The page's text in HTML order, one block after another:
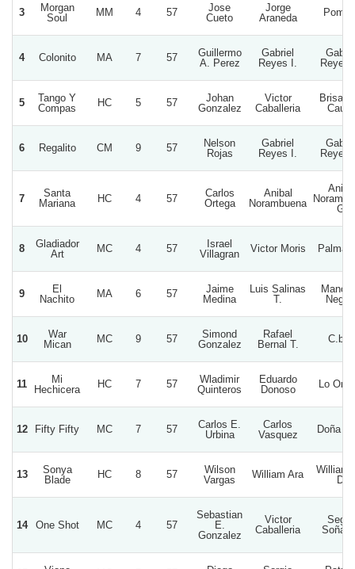
3
Morgan
Soul
MM 4 57
Jose
Cueto
Jorge
Araneda
4 Colonito MA 7 57
Guillermo
A. Perez
Gabriel
Reyes I.
Reyes
5
Tango Y
Compas
HC 5 57
Johan
Gonzalez
Victor
Caballeria
Brisas
6 Regalito CM 9 57
Nelson
Rojas
Gabriel
Reyes I.
Reyes
7
Santa
Mariana
HC 4 57
Carlos
Ortega
Anibal
Norambuena
G.
8
Gladiador
Art
MC 4 57
Israel
Villagran
Victor Moris
9
El
Nachito
MA 6 57
Jaime
Medina
Luis Salinas
T.
10
War
Mican
MC 9 57
Simond
Gonzalez
Rafael
Bernal T.
C.b.g.
11
Mi
Hechicera
HC 7 57
Wladimir
Quinteros
Eduardo
Donoso
Lo
12 Fifty Fifty MC 7 57
Carlos E.
Urbina
Carlos
Vasquez
Doña
13
Sonya
Blade
HC 8 57
Wilson
Vargas
William Ara
William
D.
14 One Shot MC 4 57
Sebastian
E.
Gonzalez
Victor
Caballeria